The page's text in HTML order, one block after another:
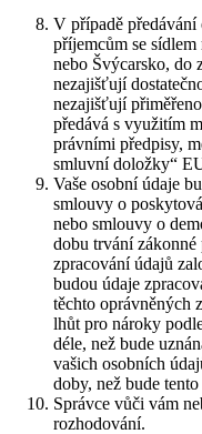
V případě předávání
příjemcům se
nebo Švýcarsko, do
nezajišťují
nezajišťují
předává s využitím
právními předpisy,
smluvní doložky“
Vaše osobní údaje
smlouvy o
nebo smlouvy o
dobu trvání
zpracování údajů
budou údaje
těchto oprávněných
lhůt pro nároky
déle, než bude
vašich osobních
doby, než bude
Správce vůči vám
rozhodování.